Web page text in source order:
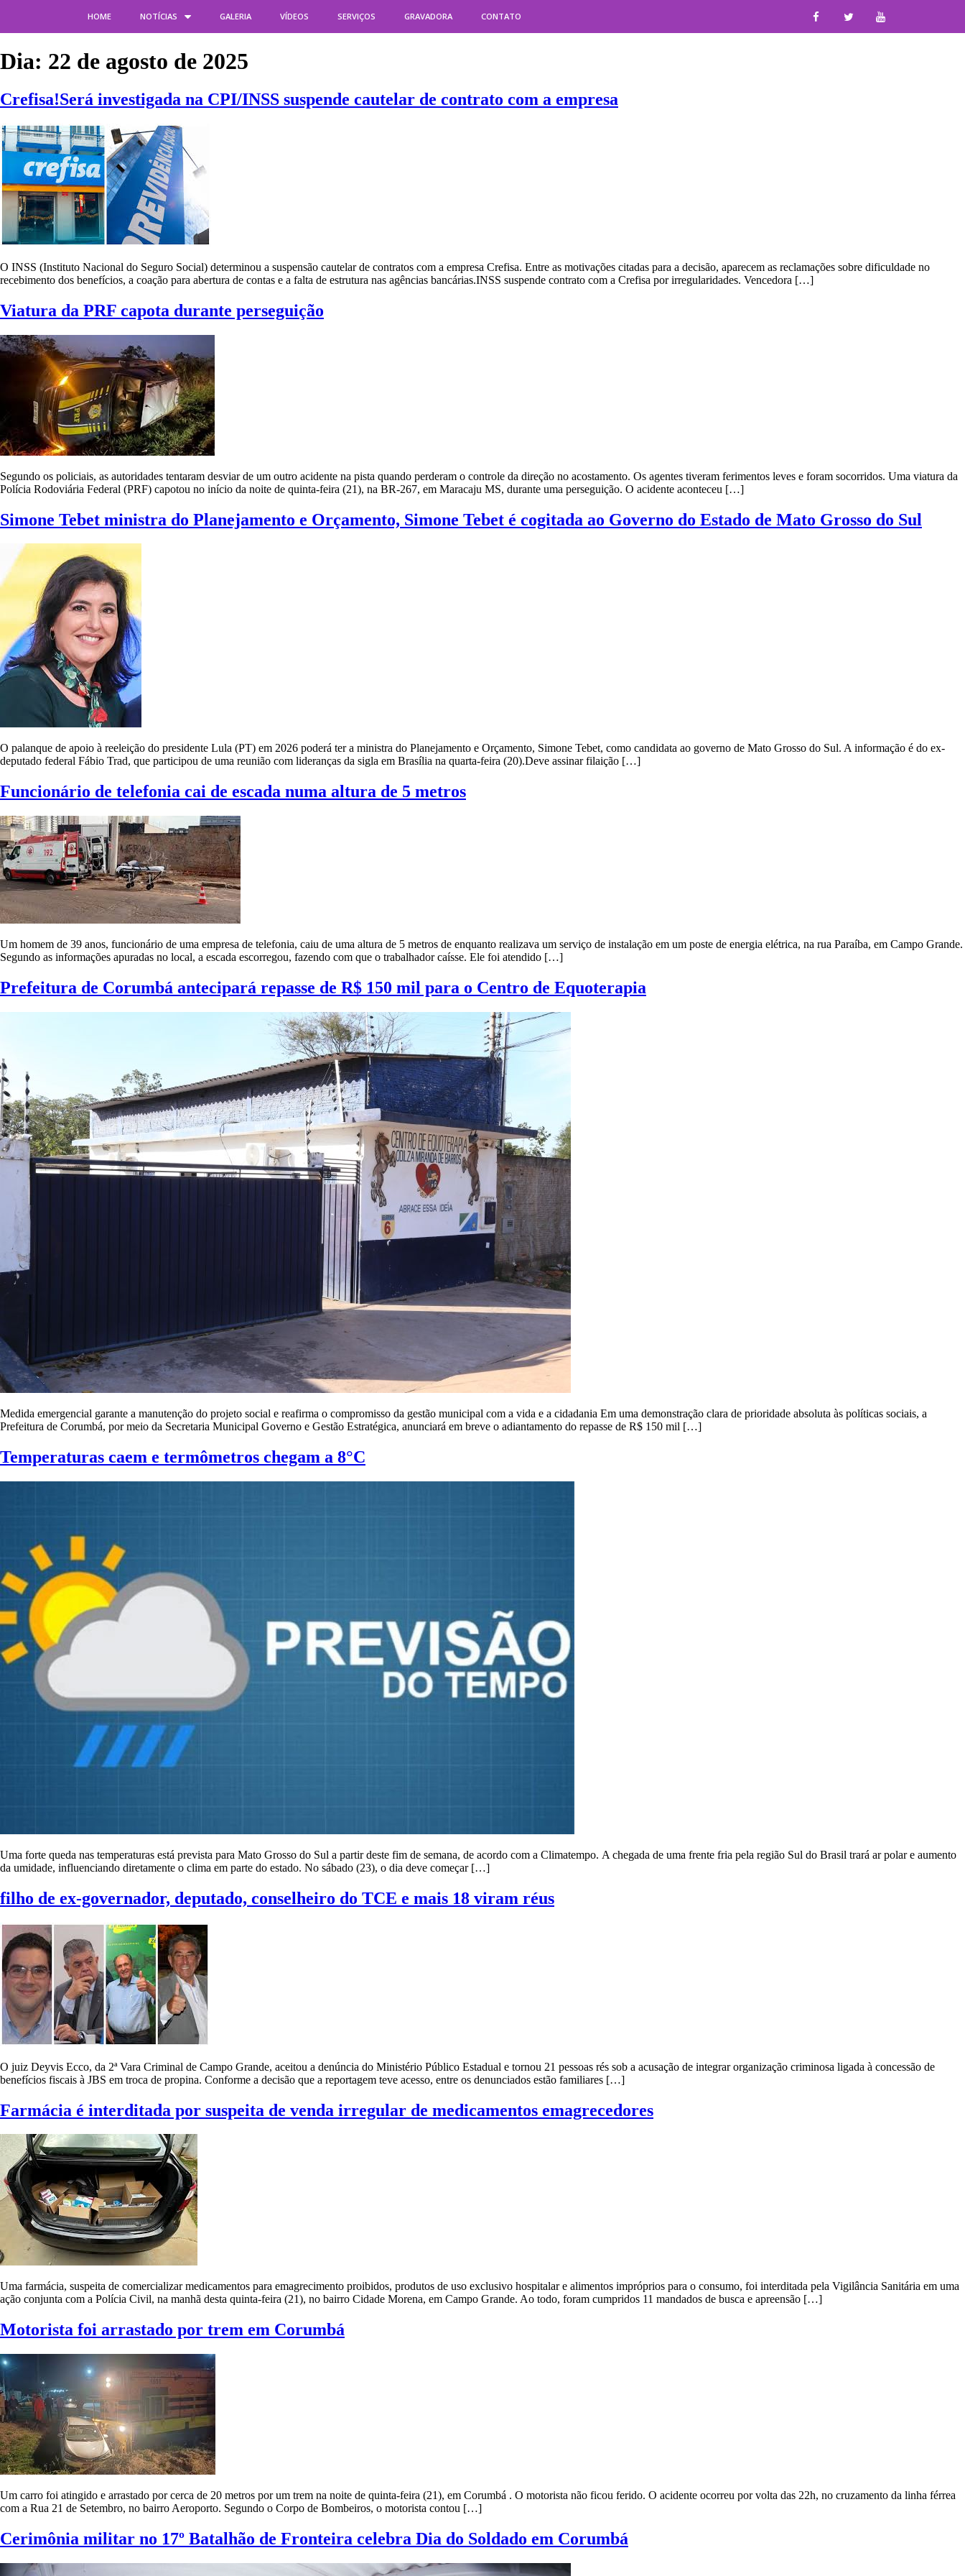
HOME NOTÍCIAS GALERIA VÍDEOS SERVIÇOS GRAVADORA CONTATO
Dia: 22 de agosto de 2025
Crefisa!Será investigada na CPI/INSS suspende cautelar de contrato com a empresa
O INSS (Instituto Nacional do Seguro Social) determinou a suspensão cautelar de contratos com a empresa Crefisa. Entre as motivações citadas para a decisão, aparecem as reclamações sobre dificuldade no
recebimento dos benefícios, a coação para abertura de contas e a falta de estrutura nas agências bancárias.INSS suspende contrato com a Crefisa por irregularidades. Vencedora […]
Viatura da PRF capota durante perseguição
Segundo os policiais, as autoridades tentaram desviar de um outro acidente na pista quando perderam o controle da direção no acostamento. Os agentes tiveram ferimentos leves e foram socorridos. Uma viatura da
Polícia Rodoviária Federal (PRF) capotou no início da noite de quinta-feira (21), na BR-267, em Maracaju MS, durante uma perseguição. O acidente aconteceu […]
Simone Tebet ministra do Planejamento e Orçamento, Simone Tebet é cogitada ao Governo do Estado de Mato Grosso do Sul
O palanque de apoio à reeleição do presidente Lula (PT) em 2026 poderá ter a ministra do Planejamento e Orçamento, Simone Tebet, como candidata ao governo de Mato Grosso do Sul. A informação é do ex-
deputado federal Fábio Trad, que participou de uma reunião com lideranças da sigla em Brasília na quarta-feira (20).Deve assinar filaição […]
Funcionário de telefonia cai de escada numa altura de 5 metros
Um homem de 39 anos, funcionário de uma empresa de telefonia, caiu de uma altura de 5 metros de enquanto realizava um serviço de instalação em um poste de energia elétrica, na rua Paraíba, em Campo Grande.
Segundo as informações apuradas no local, a escada escorregou, fazendo com que o trabalhador caísse. Ele foi atendido […]
Prefeitura de Corumbá antecipará repasse de R$ 150 mil para o Centro de Equoterapia
Medida emergencial garante a manutenção do projeto social e reafirma o compromisso da gestão municipal com a vida e a cidadania Em uma demonstração clara de prioridade absoluta às políticas sociais, a
Prefeitura de Corumbá, por meio da Secretaria Municipal Governo e Gestão Estratégica, anunciará em breve o adiantamento do repasse de R$ 150 mil […]
Temperaturas caem e termômetros chegam a 8°C
Uma forte queda nas temperaturas está prevista para Mato Grosso do Sul a partir deste fim de semana, de acordo com a Climatempo. A chegada de uma frente fria pela região Sul do Brasil trará ar polar e aumento
da umidade, influenciando diretamente o clima em parte do estado. No sábado (23), o dia deve começar […]
filho de ex-governador, deputado, conselheiro do TCE e mais 18 viram réus
O juiz Deyvis Ecco, da 2ª Vara Criminal de Campo Grande, aceitou a denúncia do Ministério Público Estadual e tornou 21 pessoas rés sob a acusação de integrar organização criminosa ligada à concessão de
benefícios fiscais à JBS em troca de propina. Conforme a decisão que a reportagem teve acesso, entre os denunciados estão familiares […]
Farmácia é interditada por suspeita de venda irregular de medicamentos emagrecedores
Uma farmácia, suspeita de comercializar medicamentos para emagrecimento proibidos, produtos de uso exclusivo hospitalar e alimentos impróprios para o consumo, foi interditada pela Vigilância Sanitária em uma
ação conjunta com a Polícia Civil, na manhã desta quinta-feira (21), no bairro Cidade Morena, em Campo Grande. Ao todo, foram cumpridos 11 mandados de busca e apreensão […]
Motorista foi arrastado por trem em Corumbá
Um carro foi atingido e arrastado por cerca de 20 metros por um trem na noite de quinta-feira (21), em Corumbá . O motorista não ficou ferido. O acidente ocorreu por volta das 22h, no cruzamento da linha férrea
com a Rua 21 de Setembro, no bairro Aeroporto. Segundo o Corpo de Bombeiros, o motorista contou […]
Cerimônia militar no 17º Batalhão de Fronteira celebra Dia do Soldado em Corumbá